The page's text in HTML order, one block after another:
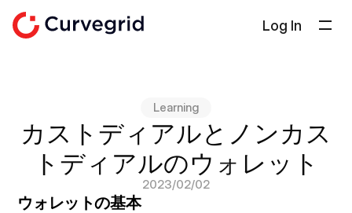
Log In
ドキュメント
ブログ
Select Language
Learning
カストディアルとノンカス
トディアルのウォレット
2023/02/02
ウォレットの基本